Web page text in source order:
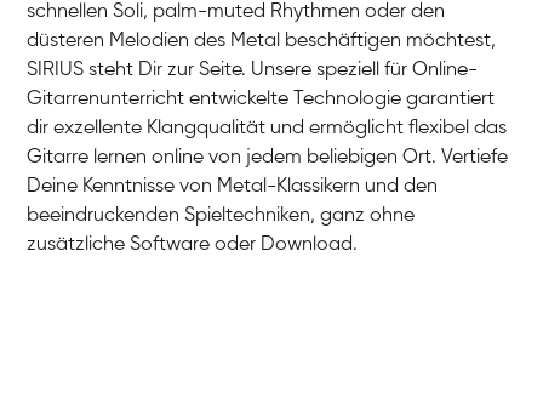
schnellen Soli, palm-muted Rhythmen oder den
düsteren Melodien des Metal beschäftigen möchtest,
SIRIUS steht Dir zur Seite. Unsere speziell für Online-
Gitarrenunterricht entwickelte Technologie garantiert
dir exzellente Klangqualität und ermöglicht flexibel das
Gitarre lernen online von jedem beliebigen Ort. Vertiefe
Deine Kenntnisse von Metal-Klassikern und den
beeindruckenden Spieltechniken, ganz ohne
zusätzliche Software oder Download.